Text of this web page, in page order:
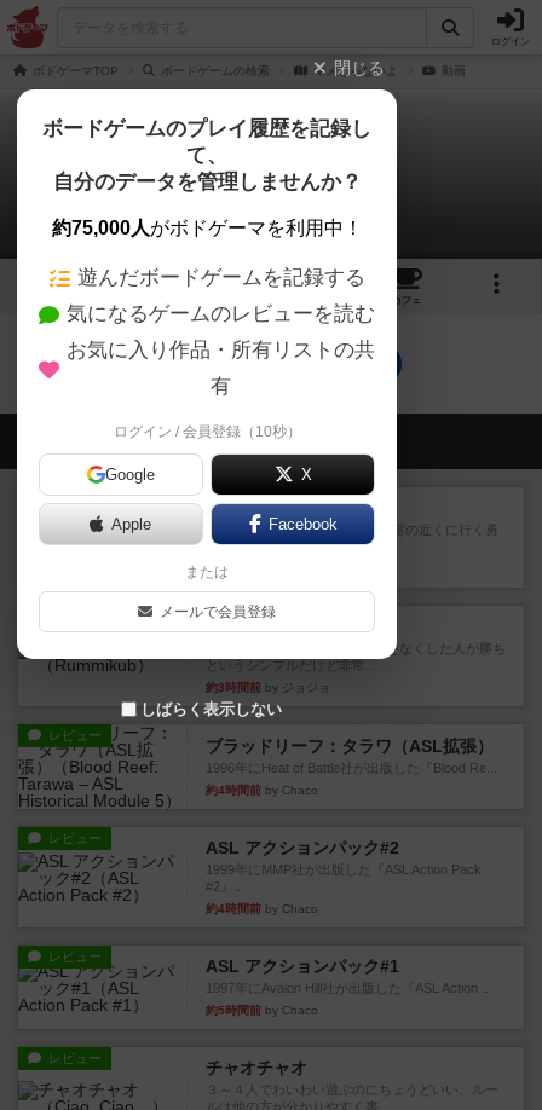
ログイン
ボドゲーマTOP ボードゲームの検索 マメじゃないよ 動画
マメじゃないよ
0件の動画
5 3
カフェ
マメじゃないよのトップに戻る
会員の新しい投稿
レビュー プティル
「時として、子犬や子猫の為に雷の近くに行く勇
気も必要である」4人でプレ...
5分前
数字の牌を出して1番早く手札をなくした人が勝ち
というシンプルだけど非常...
約3時間前 by ジョジョ
レビュー
ブラッドリーフ：タラワ（ASL拡張）
1996年にHeat of Battle社が出版した『Blood Re...
約4時間前 by Chaco
レビュー ASL アクションパック#2
1999年にMMP社が出版した『ASL Action Pack
#2』...
約4時間前 by Chaco
レビュー ASL アクションパック#1
1997年にAvalon Hill社が出版した『ASL Action ...
約5時間前 by Chaco
レビュー チャオチャオ
３～４人でわいわい遊ぶのにちょうどいい。ルー
ルは他の方が分かりやすく書...
閉じる
ボードゲームのプレイ履歴を記録し
て、
自分のデータを管理しませんか？
約75,000人がボドゲーマを利用中！
遊んだボードゲームを記録する
気になるゲームのレビューを読む
お気に入り作品・所有リストの共
有
ログイン / 会員登録（10秒）
Google X
Apple Facebook
または
メールで会員登録
しばらく表示しない